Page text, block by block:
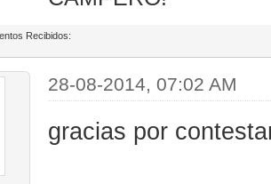
Recibidos:
28-08-2014, 07:02 AM
gracias por